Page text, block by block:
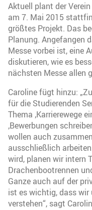
Aktuell plant der
am 7. Mai 2015
größtes Projekt. Das
Planung. Angefangen
Messe vorbei ist, eine
diskutieren, wie es
nächsten Messe allen
Caroline fügt hinzu:
für die Studierenden
Thema ‚Karrierewege
‚Bewerbungen
wollen auch
ausschließlich
wird, planen wir intern
Drachenbootrennen
Ganze auch auf der
ist es wichtig, dass wir
verstehen“, sagt